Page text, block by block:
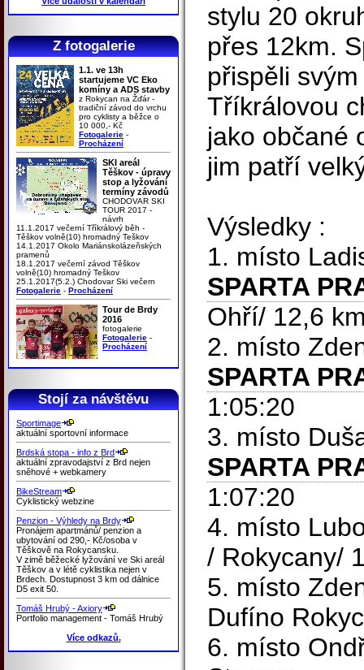
Z fotogalerie
1.1. ve 13h
startujeme VC Eko
komíny a ADS stavby
z Rokycan na Žďár -
tradiční závod do vrchu
pro cyklisty a běžce o
10 000,- Kč
Fotogalerie -
Procházení
SKI areál
Těškov - úpravy
stop a lyžování
termíny závodů
CHODOVAR SKI
TOUR 2017 -
návrh
11.1.2017 večerní Tříkrálový běh -
Těškov volně(10) hromadný Teškov
14.1.2017 Okolo Mariánskolázeňských
pramenů
18.1.2017 večerní závod Těškov
volně(10) hromadný Teškov
25.1.2017(5.2.) Chodovar Ski večern
Fotogalerie - Procházení
Tour de Brdy
2016
fotogalerie
Fotogalerie -
Procházení
Stojí za návštěvu
Sportimage
aktuální sportovní informace
Brdská stopa - info z Brd
aktuální zpravodajství z Brd nejen
sněhové + webkamery
BikeStream
Cyklistický webzine
Penzion - Výhledy na Brdy
Pronájem apartmánů/ penzion a
ubytování od 290,- Kč/osoba v
Těškově na Rokycansku.
V zimě běžecké lyžování ve Ski areál
Těškov a v létě cyklistika nejen v
Brdech. Dostupnost 3 km od dálnice
D5 exit 50.
Tomáš Hrubý - Axiory
Portfolio management - Tomáš Hrubý
Více odkazů.
stylu 20
přes 12km.
přispěli
Tříkrálovou
jako občané
jim patří
Výsledky :
1. místo
SPARTA
Ohří/ 12,6
2. místo
SPARTA
1:05:20
3. místo
SPARTA
1:07:20
4. místo
/ Rokycany/
5. místo
Dufíno
6. místo